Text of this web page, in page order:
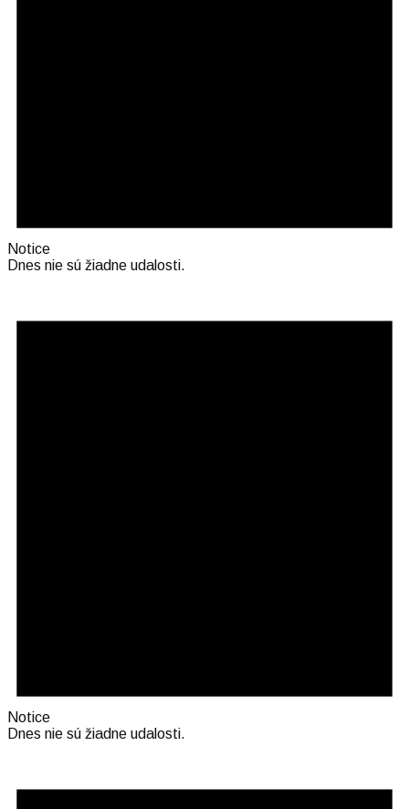
Notice
Dnes nie sú žiadne udalosti.
Notice
Dnes nie sú žiadne udalosti.